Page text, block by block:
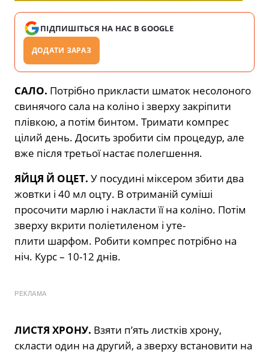
ПІДПИШІТЬСЯ НА НАС В GOOGLE
ДОДАТИ ЗАРАЗ
САЛО. Потрібно прикласти шматок несолоного
свинячого сала на коліно і зверху закріпити
плівкою, а потім бинтом. Тримати компрес
цілий день. Досить зробити сім процедур, але
вже після третьої настає полегшення.
ЯЙЦЯ Й ОЦЕТ. У посудині міксером збити два
жовтки і 40 мл оцту. В отриманій суміші
просочити марлю і накласти її на коліно. Потім
зверху вкрити поліетиленом і уте-
плити шарфом. Робити компрес потрібно на
ніч. Курс – 10-12 днів.
РЕКЛАМА
ЛИСТЯ ХРОНУ. Взяти п’ять листків хрону,
скласти один на другий, а зверху встановити на